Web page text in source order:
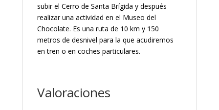
subir el Cerro de Santa Brígida y después
realizar una actividad en el Museo del
Chocolate. Es una ruta de 10 km y 150
metros de desnivel para la que acudiremos
en tren o en coches particulares.
Valoraciones